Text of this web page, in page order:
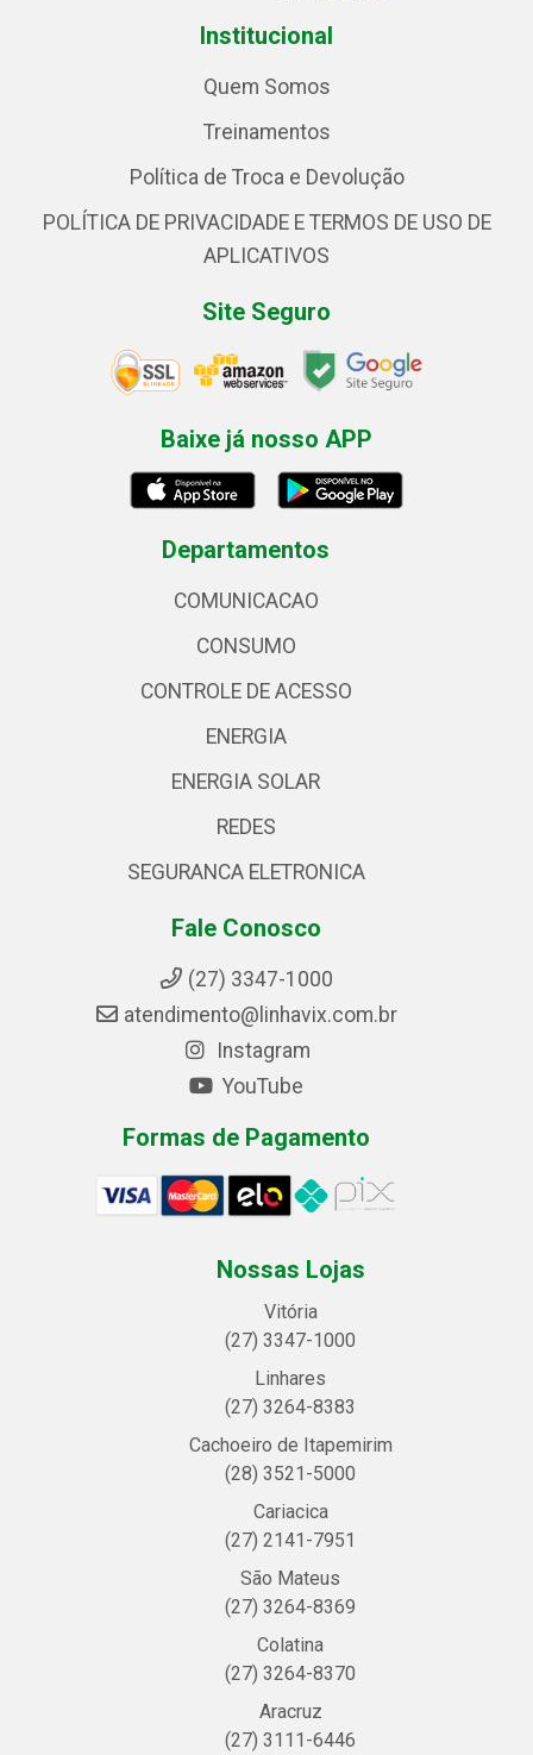
Institucional
Quem Somos
Treinamentos
Política de Troca e Devolução
POLÍTICA DE PRIVACIDADE E TERMOS DE USO DE
APLICATIVOS
Site Seguro
Baixe já nosso APP
Departamentos
COMUNICACAO
CONSUMO
CONTROLE DE ACESSO
ENERGIA
ENERGIA SOLAR
REDES
SEGURANCA ELETRONICA
Fale Conosco
(27) 3347-1000
atendimento@linhavix.com.br
Instagram
YouTube
Formas de Pagamento
Nossas Lojas
Vitória
(27) 3347-1000
Linhares
(27) 3264-8383
Cachoeiro de Itapemirim
(28) 3521-5000
Cariacica
(27) 2141-7951
São Mateus
(27) 3264-8369
Colatina
(27) 3264-8370
Aracruz
(27) 3111-6446